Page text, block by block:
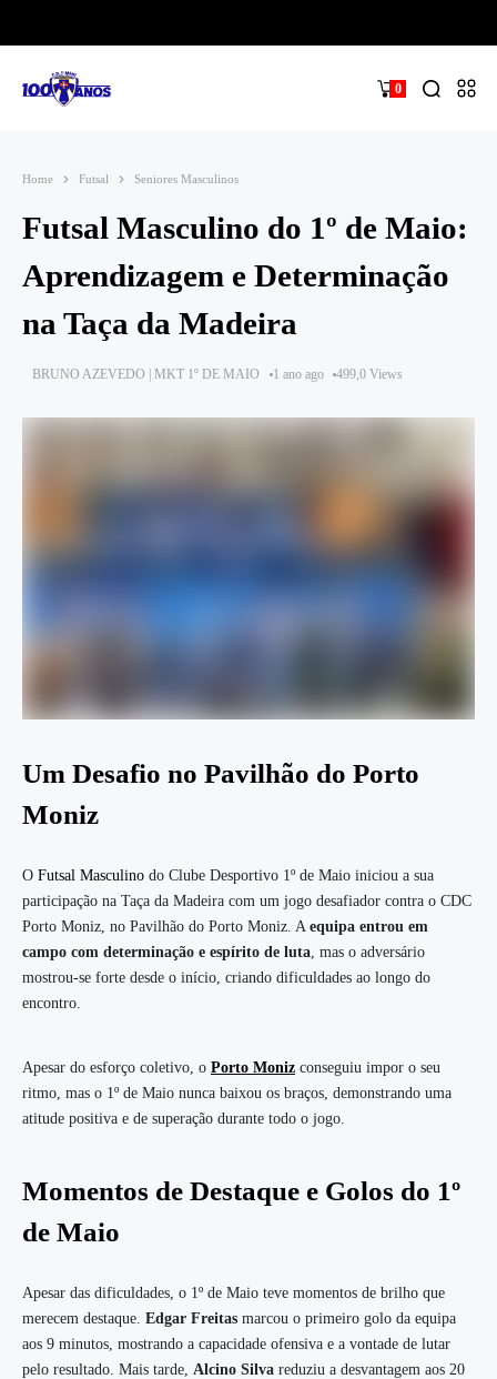
0
Home Futsal Seniores Masculinos
Futsal Masculino do 1º de Maio:
Aprendizagem e Determinação
na Taça da Madeira
BRUNO AZEVEDO | MKT 1º DE MAIO 1 ano ago 499,0 Views
Um Desafio no Pavilhão do Porto
Moniz
O Futsal Masculino do Clube Desportivo 1º de Maio iniciou a sua
participação na Taça da Madeira com um jogo desafiador contra o CDC
Porto Moniz, no Pavilhão do Porto Moniz. A equipa entrou em
campo com determinação e espírito de luta , mas o adversário
mostrou-se forte desde o início, criando dificuldades ao longo do
encontro.
Apesar do esforço coletivo, o Porto Moniz conseguiu impor o seu
ritmo, mas o 1º de Maio nunca baixou os braços, demonstrando uma
atitude positiva e de superação durante todo o jogo.
Momentos de Destaque e Golos do 1º
de Maio
Apesar das dificuldades, o 1º de Maio teve momentos de brilho que
merecem destaque. Edgar Freitas marcou o primeiro golo da equipa
aos 9 minutos, mostrando a capacidade ofensiva e a vontade de lutar
pelo resultado. Mais tarde, Alcino Silva reduziu a desvantagem aos 20